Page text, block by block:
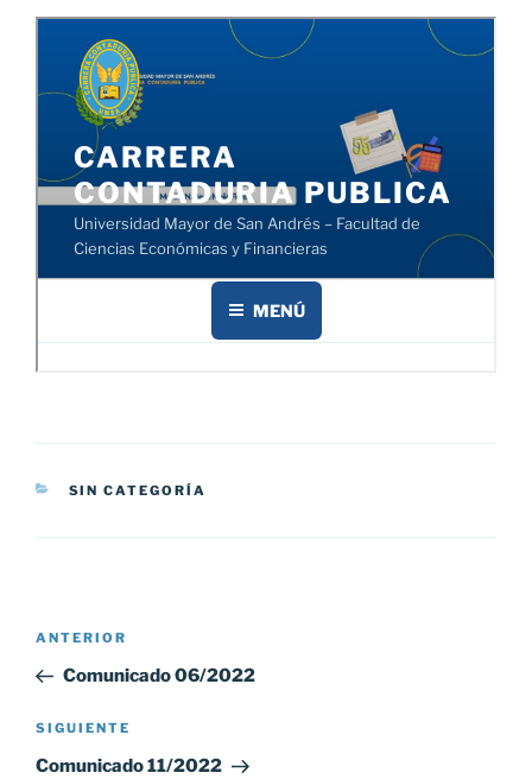
CATEGORÍAS
SIN CATEGORÍA
Navegación
entradas
Entrada
anterior:
ANTERIOR
Comunicado 06/2022
Siguiente
entrada
SIGUIENTE
Comunicado 11/2022